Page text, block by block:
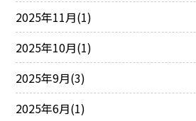
2025年11月(1)
2025年10月(1)
2025年9月(3)
2025年6月(1)